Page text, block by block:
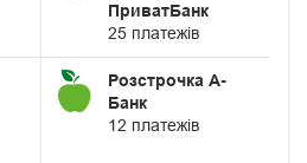
ПриватБанк
25 платежів
Розстрочка А-
Банк
12 платежів